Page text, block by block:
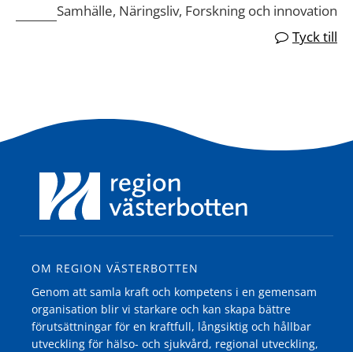
Samhälle, Näringsliv, Forskning och innovation
Tyck till
OM REGION VÄSTERBOTTEN
Genom att samla kraft och kompetens i en gemensam
organisation blir vi starkare och kan skapa bättre
förutsättningar för en kraftfull, långsiktig och hållbar
utveckling för hälso- och sjukvård, regional utveckling,